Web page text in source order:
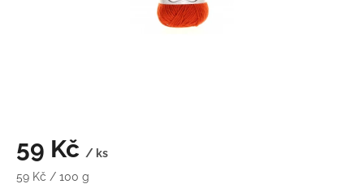
59 Kč / ks
Měrná
59 Kč / 100 g